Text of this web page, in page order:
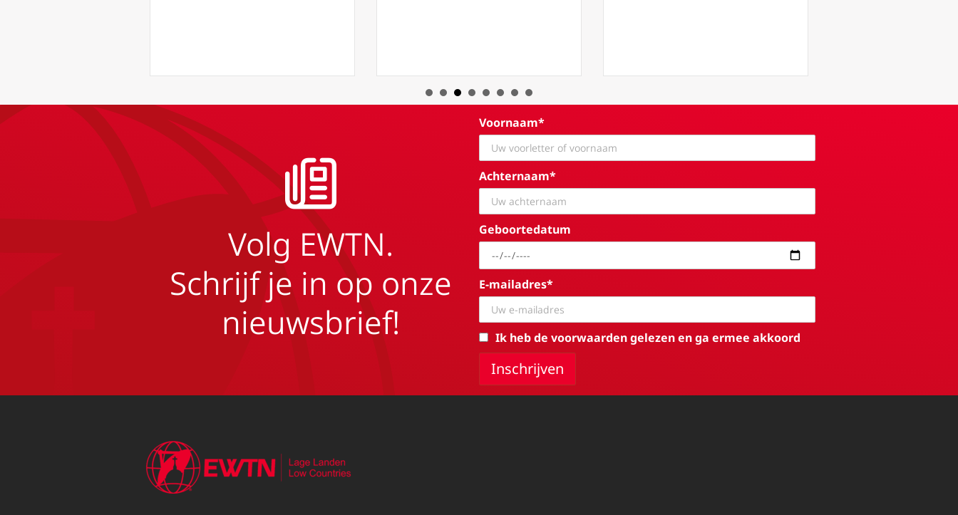
Volg EWTN.
Schrijf je in op onze
nieuwsbrief!
Voornaam*
Achternaam*
Geboortedatum
E-mailadres*
Ik heb de voorwaarden gelezen en ga ermee akkoord